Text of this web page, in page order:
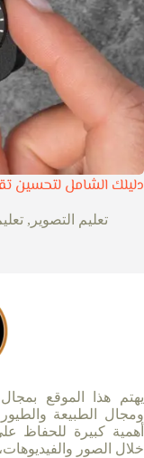
دليلك الشامل لتحسين
تعليم التصوير ,
يهتم هذا الموقع
ومجال الطبيعة
أهمية كبيرة للحفاظ
خلال الصور